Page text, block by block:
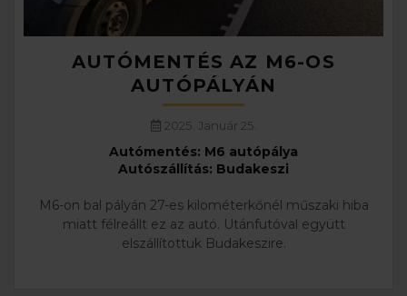
AUTÓMENTÉS AZ M6-OS
AUTÓPÁLYÁN
2025. Január 25.
Autómentés: M6 autópálya
Autószállítás: Budakeszi
M6-on bal pályán 27-es kilométerkőnél műszaki hiba
miatt félreállt ez az autó. Utánfutóval együtt
elszállítottuk Budakeszire.